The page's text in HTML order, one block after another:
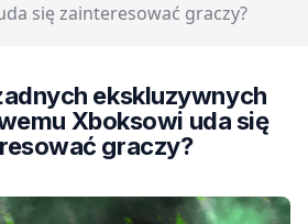
się zainteresować graczy?
ekskluzywnych
Xboksowi uda się
graczy?